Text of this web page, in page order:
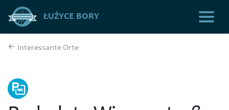
ŁUŻYCE BORY
Interessante Orte